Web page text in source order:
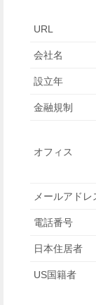
URL
会社名
設立年
金融規制
オフィス
メールアドレ
電話番号
日本住居者
US国籍者